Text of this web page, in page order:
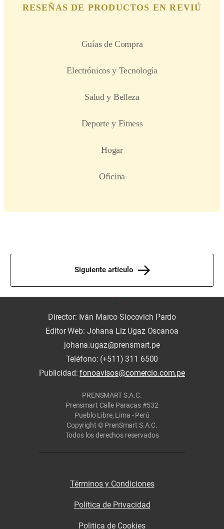
Siguiente artículo
Director: Iván Marco Slocovich Pardo
Editor Web: Johana Liz Ugaz Oscanoa
johana.ugaz@prensmart.pe
Teléfono: (+511) 311 6500
Publicidad:fonoavisos@comercio.com.pe
PRENSMART S.A.C.
Prensmart Calle Paracas #532
Pueblo Libre, Lima - Perú
Copyright © PrenSmart S.A.C.
Todos los derechos reservados
Términos y Condiciones
Política de Privacidad
Politica de Cookies